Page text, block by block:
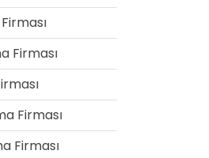
Firması
Firması
Firması